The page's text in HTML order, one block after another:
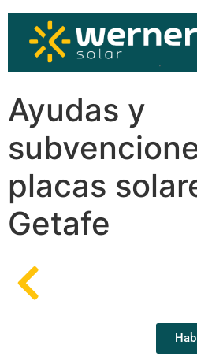
Ayudas y
placas
Getafe